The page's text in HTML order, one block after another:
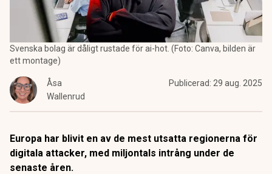
Svenska bolag är dåligt rustade för ai-hot. (Foto: Canva, bilden är
ett montage)
Åsa
Wallenrud
Publicerad: 29 aug. 2025
Europa har blivit en av de mest utsatta regionerna för
digitala attacker, med miljontals intrång under de
senaste åren.